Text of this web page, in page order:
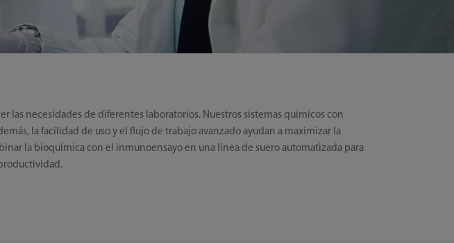
las necesidades de diferentes laboratorios. Nuestros sistemas químicos con
la facilidad de uso y el flujo de trabajo avanzado ayudan a maximizar la
la bioquímica con el inmunoensayo en una línea de suero automatizada para